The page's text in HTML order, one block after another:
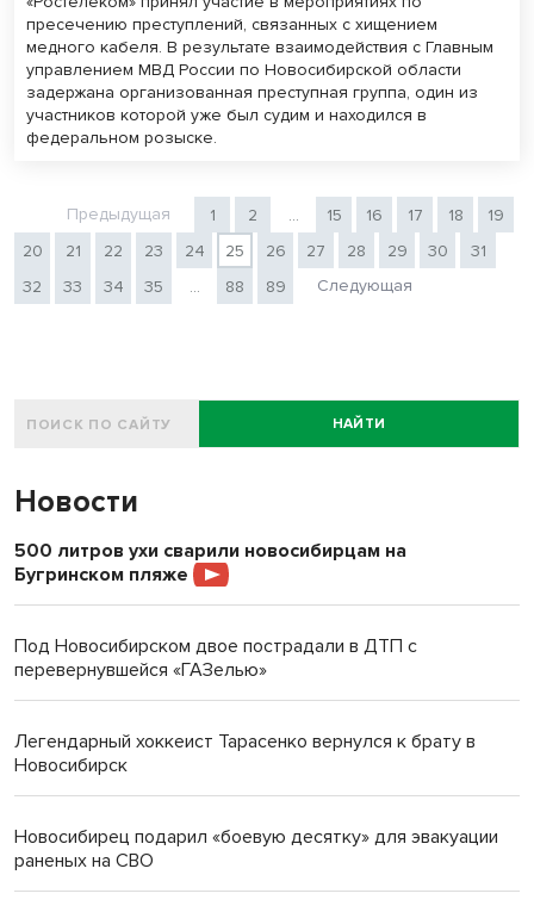
пресечению преступлений, связанных с хищением
медного кабеля. В результате взаимодействия с Главным
управлением МВД России по Новосибирской области
задержана организованная преступная группа, один из
участников которой уже был судим и находился в
федеральном розыске.
Предыдущая 1 2 ... 15 16 17 18
19
20
21 22 23 24 25 26 27 28 29 30
31
32
33 34 35 ... 88 89 Следующая
НАЙТИ
Новости
500 литров ухи сварили новосибирцам на
Бугринском пляже
Под Новосибирском двое пострадали в ДТП с
перевернувшейся «ГАЗелью»
Легендарный хоккеист Тарасенко вернулся к брату в
Новосибирск
Новосибирец подарил «боевую десятку» для эвакуации
раненых на СВО